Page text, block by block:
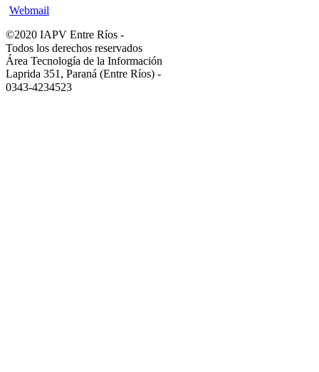
Webmail
©2020 IAPV Entre Ríos -
Todos los derechos reservados
Área Tecnología de la Información
Laprida 351, Paraná (Entre Ríos) -
0343-4234523